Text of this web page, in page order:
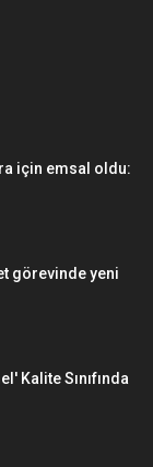
için emsal oldu:
görevinde yeni
Kalite Sınıfında